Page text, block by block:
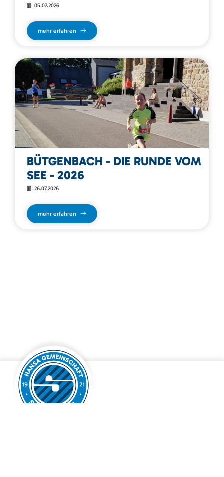
05.07.2026
mehr erfahren
BÜTGENBACH - DIE RUNDE VOM
SEE - 2026
26.07.2026
mehr erfahren